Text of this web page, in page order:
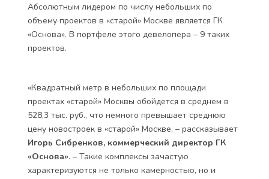
Абсолютным лидером по числу небольших по
объему проектов в «старой» Москве является ГК
«Основа». В портфеле этого девелопера – 9 таких
проектов.
«Квадратный метр в небольших по площади
проектах «старой» Москвы обойдется в среднем в
528,3 тыс. руб., что немного превышает среднюю
цену новостроек в «старой» Москве, – рассказывает
Игорь Сибренков, коммерческий директор ГК
«Основа». – Такие комплексы зачастую
характеризуются не только камерностью, но и